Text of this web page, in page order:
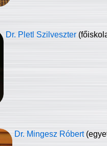
Dr. Pletl Szilveszter
Dr. Mingesz Róbert